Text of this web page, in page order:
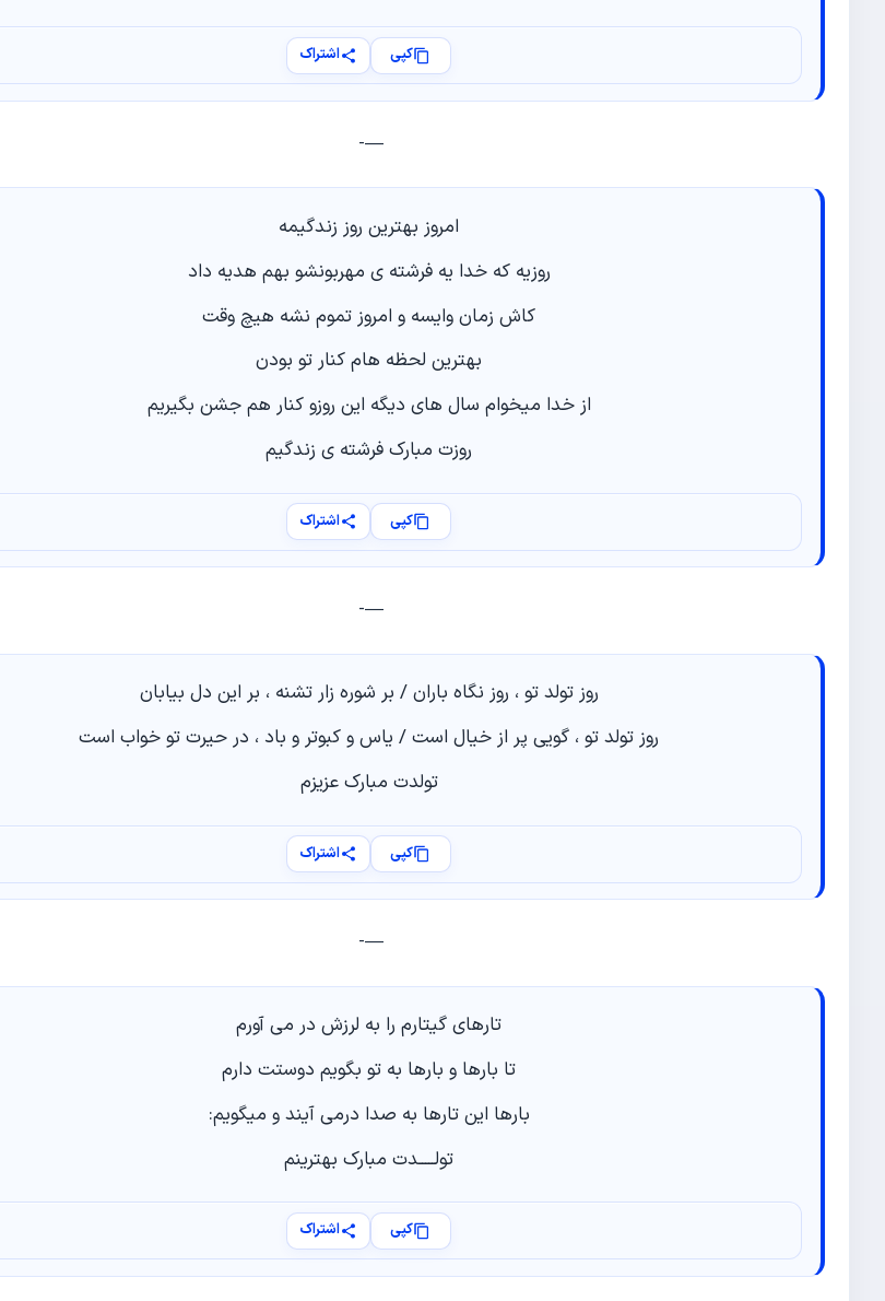
کپی اشتراک
—-
امروز بهترین روز زندگیمه
روزیه که خدا یه فرشته ي مهربونشو بهم هدیه داد
کاش زمان وایسه و امروز تموم نشه هیچ وقت
بهترین لحظه هام کنار تو بودن
از خدا میخوام سال هاي‌ دیگه این روزو کنار هم جشن بگیریم
روزت مبارک فرشته ي زندگیم
کپی اشتراک
—-
روز تولد تو ، روز نگاه باران / بر شوره زار تشنه ، بر این دل بیابان
روز تولد تو ، گویی پر از خیال است / یاس و کبوتر و باد ، در حیرت تو خواب است
تولدت مبارک عزیزم
کپی اشتراک
—-
تارهای گیتارم را به لرزش در می آورم
تا بارها و بارها به تو بگویم دوستت دارم
بارها این تارها به صدا درمی آیند و میگویم:
تولـــــدت مبارک بهترینم
کپی اشتراک